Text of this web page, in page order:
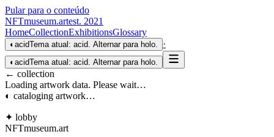
Pular para o conteúdo
NFTmuseum.artest. 2021
HomeCollectionExhibitionsGlossary
◐ acidTema atual: acid. Alternar para holo. ·
◐ acidTema atual: acid. Alternar para holo.
← collection
Loading artwork data. Please wait…
◐ cataloging artwork…
✦ lobby
NFTmuseum.art